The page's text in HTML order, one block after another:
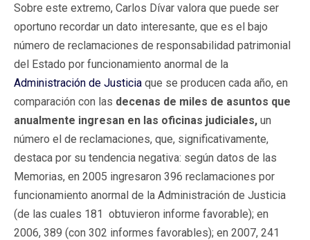
Sobre este extremo, Carlos Dívar valora que puede ser
oportuno recordar un dato interesante, que es el bajo
número de reclamaciones de responsabilidad patrimonial
del Estado por funcionamiento anormal de la
Administración de Justicia que se producen cada año, en
comparación con las decenas de miles de asuntos que
anualmente ingresan en las oficinas judiciales, un
número el de reclamaciones, que, significativamente,
destaca por su tendencia negativa: según datos de las
Memorias, en 2005 ingresaron 396 reclamaciones por
funcionamiento anormal de la Administración de Justicia
(de las cuales 181 obtuvieron informe favorable); en
2006, 389 (con 302 informes favorables); en 2007, 241